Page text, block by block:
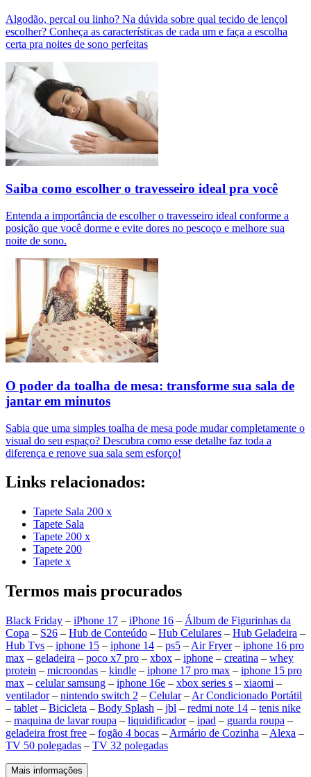
Algodão, percal ou linho? Na dúvida sobre qual tecido de lençol
escolher? Conheça as características de cada um e faça a escolha
certa pra noites de sono perfeitas
Saiba como escolher o travesseiro ideal pra você
Entenda a importância de escolher o travesseiro ideal conforme a
posição que você dorme e evite dores no pescoço e melhore sua
noite de sono.
O poder da toalha de mesa: transforme sua sala de
jantar em minutos
Sabia que uma simples toalha de mesa pode mudar completamente o
visual do seu espaço? Descubra como esse detalhe faz toda a
diferença e renove sua sala sem esforço!
Links relacionados:
Tapete Sala 200 x
Tapete Sala
Tapete 200 x
Tapete 200
Tapete x
Termos mais procurados
Black Friday – iPhone 17 – iPhone 16 – Álbum de Figurinhas da
Copa – S26 – Hub de Conteúdo – Hub Celulares – Hub Geladeira –
Hub Tvs – iphone 15 – iphone 14 – ps5 – Air Fryer– iphone 16 pro
max – geladeira – poco x7 pro – xbox – iphone – creatina – whey
protein – microondas – kindle – iphone 17 pro max – iphone 15 pro
max – celular samsung – iphone 16e – xbox series s – xiaomi –
ventilador– nintendo switch 2 – Celular– Ar Condicionado Portátil
– tablet – Bicicleta – Body Splash – jbl – redmi note 14 – tenis nike
– maquina de lavar roupa – liquidificador– ipad – guarda roupa –
geladeira frost free – fogão 4 bocas – Armário de Cozinha – Alexa –
TV 50 polegadas – TV 32 polegadas
Mais informações